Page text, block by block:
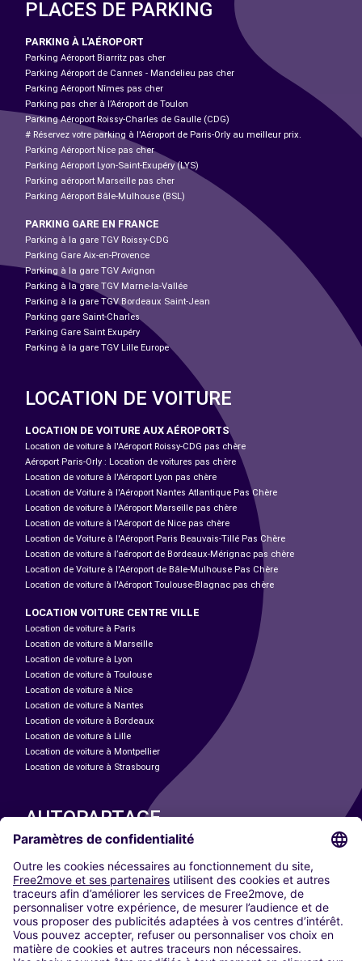
PLACES DE PARKING
PARKING À L'AÉROPORT
Parking Aéroport Biarritz pas cher
Parking Aéroport de Cannes - Mandelieu pas cher
Parking Aéroport Nîmes pas cher
Parking pas cher à l’Aéroport de Toulon
Parking Aéroport Roissy-Charles de Gaulle (CDG)
# Réservez votre parking à l'Aéroport de Paris-Orly au meilleur prix.
Parking Aéroport Nice pas cher
Parking Aéroport Lyon-Saint-Exupéry (LYS)
Parking aéroport Marseille pas cher
Parking Aéroport Bâle-Mulhouse (BSL)
PARKING GARE EN FRANCE
Parking à la gare TGV Roissy-CDG
Parking Gare Aix-en-Provence
Parking à la gare TGV Avignon
Parking à la gare TGV Marne-la-Vallée
Parking à la gare TGV Bordeaux Saint-Jean
Parking gare Saint-Charles
Parking Gare Saint Exupéry
Parking à la gare TGV Lille Europe
LOCATION DE VOITURE
LOCATION DE VOITURE AUX AÉROPORTS
Location de voiture à l'Aéroport Roissy-CDG pas chère
Aéroport Paris-Orly : Location de voitures pas chère
Location de voiture à l'Aéroport Lyon pas chère
Location de Voiture à l'Aéroport Nantes Atlantique Pas Chère
Location de voiture à l'Aéroport Marseille pas chère
Location de voiture à l'Aéroport de Nice pas chère
Location de Voiture à l'Aéroport Paris Beauvais-Tillé Pas Chère
Location de voiture à l’aéroport de Bordeaux-Mérignac pas chère
Location de Voiture à l'Aéroport de Bâle-Mulhouse Pas Chère
Location de voiture à l'Aéroport Toulouse-Blagnac pas chère
LOCATION VOITURE CENTRE VILLE
Location de voiture à Paris
Location de voiture à Marseille
Location de voiture à Lyon
Location de voiture à Toulouse
Location de voiture à Nice
Location de voiture à Nantes
Location de voiture à Bordeaux
Location de voiture à Lille
Location de voiture à Montpellier
Location de voiture à Strasbourg
AUTOPARTAGE
Paris
Madrid
Washington DC
Milan
Rome
Turin
Vienne